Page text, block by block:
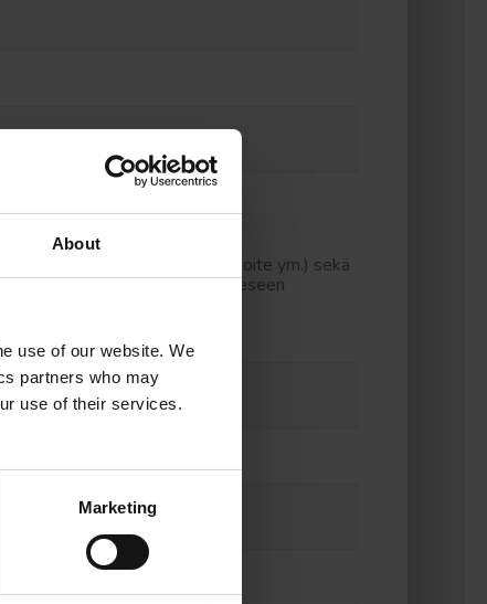
About
use of our website. We
partners who may
use of their services.
Marketing
(verkkolaskutusosoite ym.) sekä
PO:n osoitteeseen